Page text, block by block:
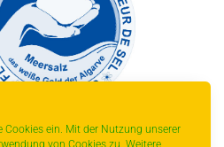
Cookies ein. Mit der Nutzung unserer
von Cookies zu. Weitere